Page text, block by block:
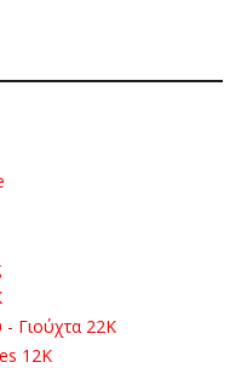
Γιούχτα 22Κ
12K